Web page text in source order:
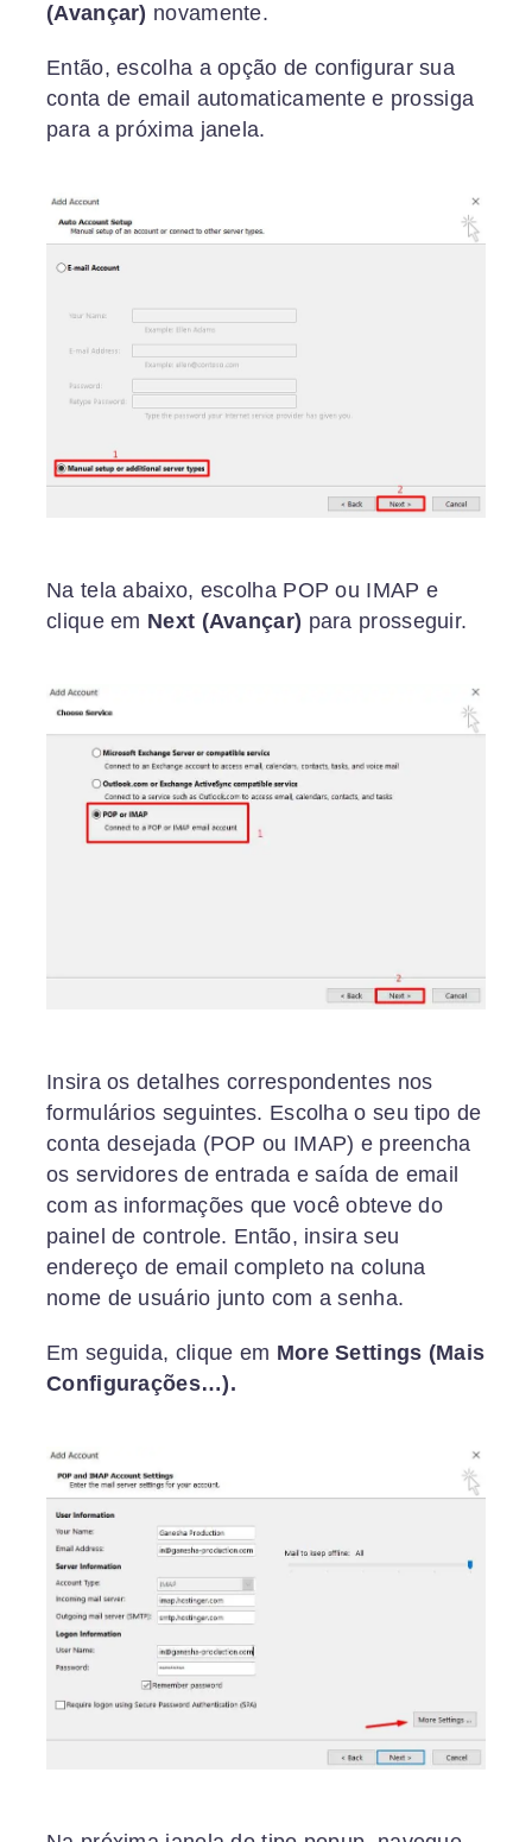
(Avançar) novamente.
Então, escolha a opção de configurar sua
conta de email automaticamente e prossiga
para a próxima janela.
Na tela abaixo, escolha POP ou IMAP e
clique em Next (Avançar) para prosseguir.
Insira os detalhes correspondentes nos
formulários seguintes. Escolha o seu tipo de
conta desejada (POP ou IMAP) e preencha
os servidores de entrada e saída de email
com as informações que você obteve do
painel de controle. Então, insira seu
endereço de email completo na coluna
nome de usuário junto com a senha.
Em seguida, clique em More Settings (Mais
Configurações…).